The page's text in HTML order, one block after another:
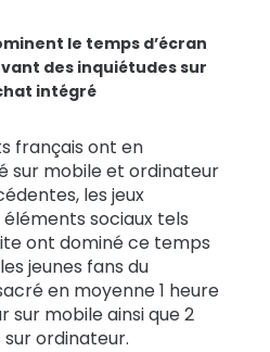
le temps d’écran
des inquiétudes sur
intégré
français ont en
sur mobile et ordinateur
les jeux
sociaux tels
ont dominé ce temps
jeunes fans du
en moyenne 1 heure
sur mobile ainsi que 2
ordinateur.